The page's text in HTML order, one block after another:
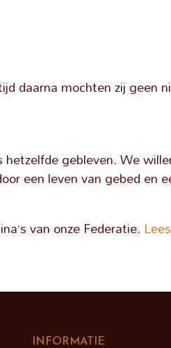
daarna mochten zij geen
gebleven. We
een leven van gebed en
van onze Federatie.
INFORMATIE